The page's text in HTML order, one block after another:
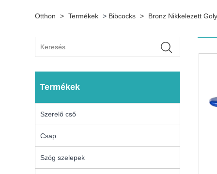
Otthon > Termékek > Bibcocks > Bronz Nikkelezett
Termékek
Szerelő cső
Csap
Szög szelepek